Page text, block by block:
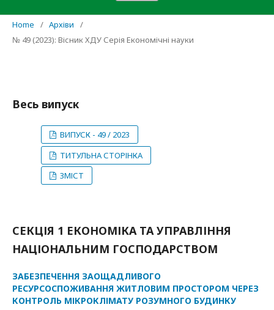
Home / Архіви
/
№ 49 (2023): Вісник ХДУ Серія Економічні науки
Весь випуск
ВИПУСК - 49 / 2023
ТИТУЛЬНА СТОРІНКА
ЗМІСТ
СЕКЦІЯ 1 ЕКОНОМІКА ТА УПРАВЛІННЯ
НАЦІОНАЛЬНИМ ГОСПОДАРСТВОМ
ЗАБЕЗПЕЧЕННЯ ЗАОЩАДЛИВОГО
РЕСУРСОСПОЖИВАННЯ ЖИТЛОВИМ ПРОСТОРОМ ЧЕРЕЗ
КОНТРОЛЬ МІКРОКЛІМАТУ РОЗУМНОГО БУДИНКУ